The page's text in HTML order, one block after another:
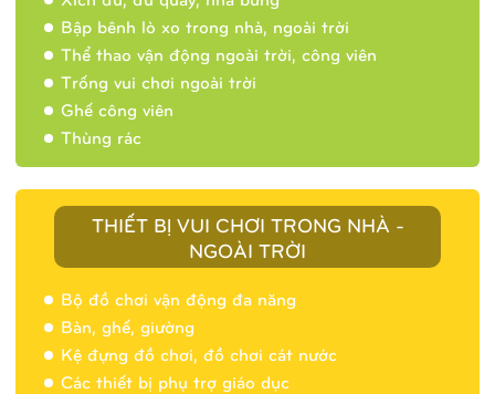
Bập bênh lò xo trong nhà, ngoài trời
Thể thao vận động ngoài trời, công viên
Trống vui chơi ngoài trời
Ghế công viên
Thùng rác
THIẾT BỊ VUI CHƠI TRONG NHÀ -
NGOÀI TRỜI
Bộ đồ chơi vận động đa năng
Bàn, ghế, giường
Kệ đựng đồ chơi, đồ chơi cát nước
Các thiết bị phụ trợ giáo dục
Nhà banh 9H5404